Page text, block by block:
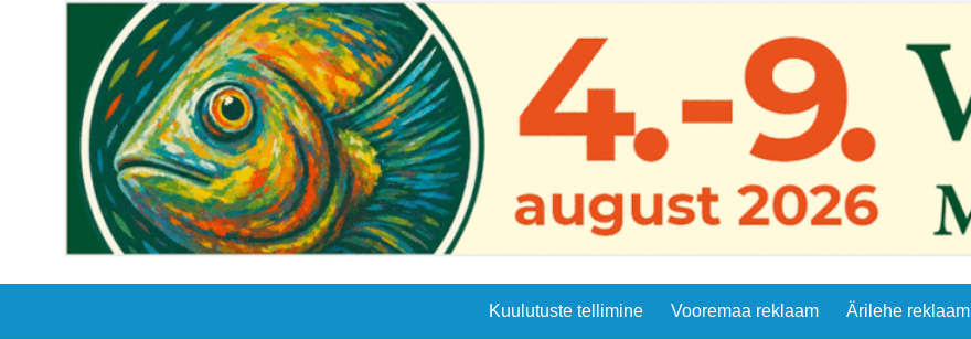
Kuulutuste tellimine Vooremaa reklaam Ärilehe reklaam